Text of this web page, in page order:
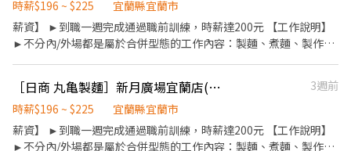
存管理及開店、打烊作業 * 吧台環境、器具清潔與日常維護 * 協助
新品研發與品牌活動執行 ⸻ 【工作環境】 西江水坊是一間以台
灣茶文化為核心的茶室餐酒館。 不同於一般酒吧的熱鬧喧囂，我們
希望打造一個安靜、復古、自在的空間，讓每一位來到這裡的人，
都能暫時放慢腳步，好好享受一杯茶、一杯酒，以及屬於自己的片
刻時光。 店內採 「禁止搭訕」 原則，來店客人大多尊重彼此的界
線，也認同我們所營造的文化與氛圍。 我們相信，好的服務不是過
時薪$196 ~ $225
宜蘭縣宜蘭市
薪資】 ►到職一週完成通過職前訓練，時薪達200元 【工作說明】
►不分內/外場都是屬於合併型態的工作內容：製麵、煮麵、製作高
於主管確認排班時間） 【薪資福利】 1. 提供員工餐 2. 國定假日雙倍
薪 3. 提供優秀同仁績效獎金 4. 久任獎金 5. 生日禮卷 6. 滿年資享特
休假 7.福委會福利補助 ★★多項福利歡迎您加入我們★★
［日商 丸亀製麵］新月廣場宜蘭店(069)-長期兼職夥伴/廚助/工讀生
3週前
時薪$196 ~ $225
宜蘭縣宜蘭市
薪資】 ►到職一週完成通過職前訓練，時薪達200元 【工作說明】
►不分內/外場都是屬於合併型態的工作內容：製麵、煮麵、製作高